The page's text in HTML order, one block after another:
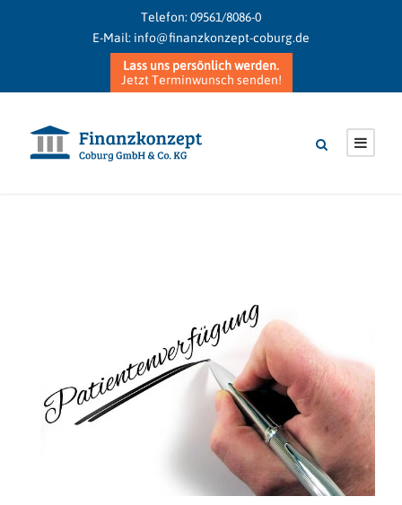
Telefon: 09561/8086-0
E-Mail: info@finanzkonzept-coburg.de
Lass uns persönlich werden.
Jetzt Terminwunsch senden!